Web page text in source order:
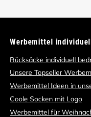
Werbemittel
Rücksäcke individuell
Unsere Topseller
Werbemittel Ideen in
Coole Socken mit Logo
Werbemittel für